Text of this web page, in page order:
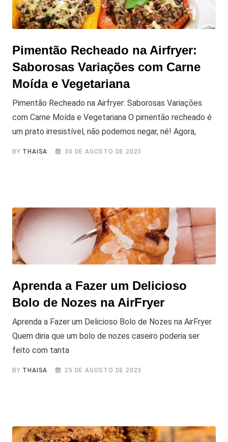
Pimentão Recheado na Airfryer:
Saborosas Variações com Carne
Moída e Vegetariana
Pimentão Recheado na Airfryer: Saborosas Variações
com Carne Moída e Vegetariana O pimentão recheado é
um prato irresistível, não podemos negar, né! Agora,
BY THAISA 30 DE AGOSTO DE 2023
Aprenda a Fazer um Delicioso
Bolo de Nozes na AirFryer
Aprenda a Fazer um Delicioso Bolo de Nozes na AirFryer
Quem diria que um bolo de nozes caseiro poderia ser
feito com tanta
BY THAISA 25 DE AGOSTO DE 2023